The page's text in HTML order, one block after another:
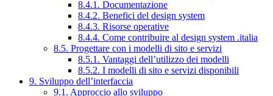
8.4.1. Documentazione
8.4.2. Benefici del design system
8.4.3. Risorse operative
8.4.4. Come contribuire al design system .italia
8.5. Progettare con i modelli di sito e servizi
8.5.1. Vantaggi dell’utilizzo dei modelli
8.5.2. I modelli di sito e servizi disponibili
9. Sviluppo dell’interfaccia
9.1. Approccio allo sviluppo